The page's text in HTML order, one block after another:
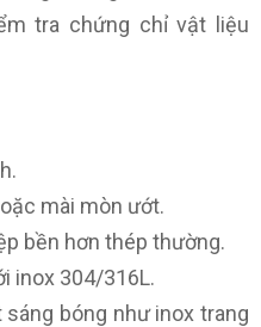
tra chứng chỉ vật liệu
mài mòn ướt.
bền hơn thép thường.
inox 304/316L.
bóng như inox trang